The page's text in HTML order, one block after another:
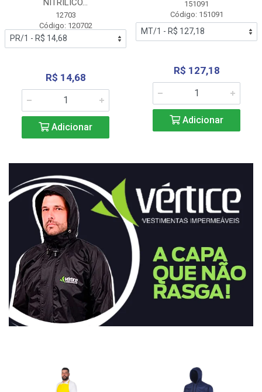
NITRÍLICO...
12703
Código: 120702
R$ 14,68
Adicionar
151091
Código: 151091
R$ 127,18
Adicionar